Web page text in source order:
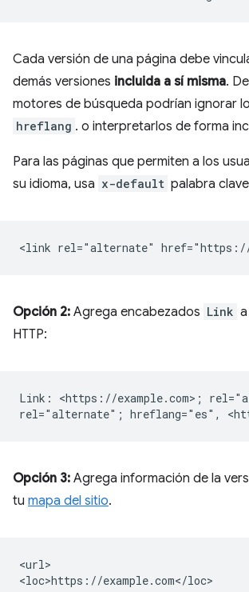
Cada versión de una página debe
demás versiones incluida a sí misma.
motores de búsqueda podrían ignorar
hreflang . o interpretarlos de forma
Para las páginas que permiten a los
su idioma, usa x-default palabra
Opción 2: Agrega encabezados Link
HTTP:
Link: <https://example.com>;
Opción 3: Agrega información de la
tu mapa del sitio.
<url>
<loc>https://example.com</loc>